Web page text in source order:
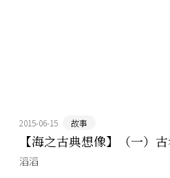
2015-06-15 故事
【海之古典想像】（一）
滔滔